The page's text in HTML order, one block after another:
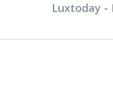
Luxtoday -